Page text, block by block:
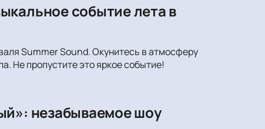
событие лета в
Summer Sound. Окунитесь в атмосферу
Не пропустите это яркое событие!
незабываемое шоу